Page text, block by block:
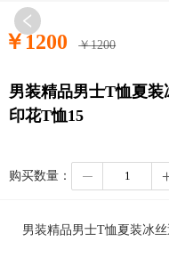
￥1200 ￥1200
男装精品男士T恤夏
印花T恤15
购买数量：
男装精品男士T恤夏装冰